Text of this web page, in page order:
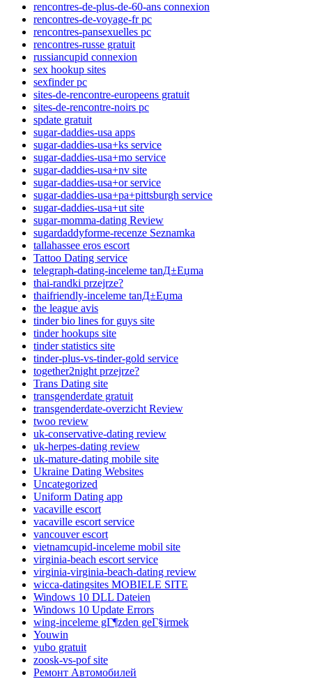
rencontres-de-plus-de-60-ans connexion
rencontres-de-voyage-fr pc
rencontres-pansexuelles pc
rencontres-russe gratuit
russiancupid connexion
sex hookup sites
sexfinder pc
sites-de-rencontre-europeens gratuit
sites-de-rencontre-noirs pc
spdate gratuit
sugar-daddies-usa apps
sugar-daddies-usa+ks service
sugar-daddies-usa+mo service
sugar-daddies-usa+nv site
sugar-daddies-usa+or service
sugar-daddies-usa+pa+pittsburgh service
sugar-daddies-usa+ut site
sugar-momma-dating Review
sugardaddyforme-recenze Seznamka
tallahassee eros escort
Tattoo Dating service
telegraph-dating-inceleme tanД±Еџma
thai-randki przejrze?
thaifriendly-inceleme tanД±Еџma
the league avis
tinder bio lines for guys site
tinder hookups site
tinder statistics site
tinder-plus-vs-tinder-gold service
together2night przejrze?
Trans Dating site
transgenderdate gratuit
transgenderdate-overzicht Review
twoo review
uk-conservative-dating review
uk-herpes-dating review
uk-mature-dating mobile site
Ukraine Dating Websites
Uncategorized
Uniform Dating app
vacaville escort
vacaville escort service
vancouver escort
vietnamcupid-inceleme mobil site
virginia-beach escort service
virginia-virginia-beach-dating review
wicca-datingsites MOBIELE SITE
Windows 10 DLL Dateien
Windows 10 Update Errors
wing-inceleme gГ¶zden geГ§irmek
Youwin
yubo gratuit
zoosk-vs-pof site
Ремонт Автомобилей